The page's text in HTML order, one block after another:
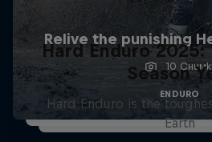
Relive the punishing
10
ENDURO
Hard Enduro
Season
Hard Enduro is the
Earth